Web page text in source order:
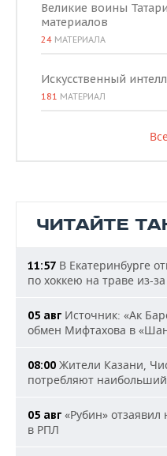
Великие воины
материалов
24 МАТЕРИАЛА
Искусственный
181 МАТЕРИАЛ
ЧИТАЙТЕ
11:57 В Екатеринбурге
по хоккею на траве из-
05 авг Источник: «Ак
обмен Мифтахова в
08:00 Жители Казани,
потребляют
05 авг «Рубин»
в РПЛ